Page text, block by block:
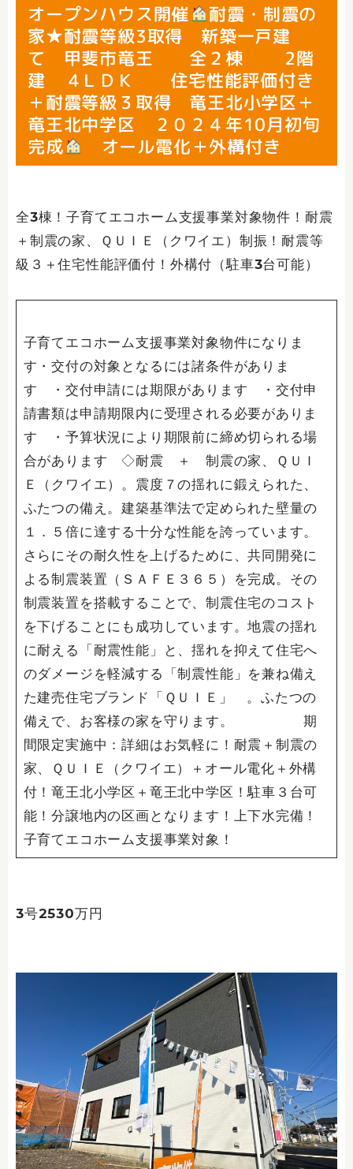
オープンハウス開催
耐震・制震の
家★耐震等級3取得 新築一戸建
て 甲斐市竜王 全２棟 2階
建 4ＬＤＫ 住宅性能評価付き
＋耐震等級３取得 竜王北小学区＋
竜王北中学区 ２０２４年10月初旬
完成
オール電化＋外構付き
全3棟！子育てエコホーム支援事業対象物件！耐震
＋制震の家、ＱＵＩＥ（クワイエ）制振！耐震等
級３＋住宅性能評価付！外構付（駐車3台可能）
子育てエコホーム支援事業対象物件になりま
す・交付の対象となるには諸条件がありま
す ・交付申請には期限があります ・交付申
請書類は申請期限内に受理される必要がありま
す ・予算状況により期限前に締め切られる場
合があります ◇耐震 ＋ 制震の家、ＱＵＩ
Ｅ（クワイエ）。震度７の揺れに鍛えられた、
ふたつの備え。建築基準法で定められた壁量の
１．５倍に達する十分な性能を誇っています。
さらにその耐久性を上げるために、共同開発に
よる制震装置（ＳＡＦＥ３６５）を完成。その
制震装置を搭載することで、制震住宅のコスト
を下げることにも成功しています。地震の揺れ
に耐える「耐震性能」と、揺れを抑えて住宅へ
のダメージを軽減する「制震性能」を兼ね備え
た建売住宅ブランド「ＱＵＩＥ」 。ふたつの
備えで、お客様の家を守ります。 期
間限定実施中：詳細はお気軽に！耐震＋制震の
家、ＱＵＩＥ（クワイエ）＋オール電化＋外構
付！竜王北小学区＋竜王北中学区！駐車３台可
能！分譲地内の区画となります！上下水完備！
子育てエコホーム支援事業対象！
3号2530万円